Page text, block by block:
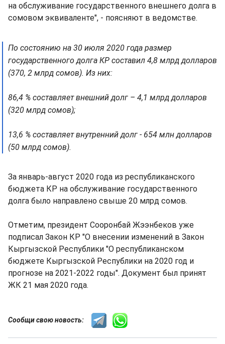
на обслуживание государственного внешнего долга в
сомовом эквиваленте", - поясняют в ведомстве.
По состоянию на 30 июля 2020 года размер
государственного долга КР составил 4,8 млрд долларов
(370, 2 млрд сомов). Из них:
86,4 % составляет внешний долг – 4,1 млрд долларов
(320 млрд сомов);
13,6 % составляет внутренний долг - 654 млн долларов
(50 млрд сомов).
За январь-август 2020 года из республиканского
бюджета КР на обслуживание государственного
долга было направлено свыше 20 млрд сомов.
Отметим, президент Сооронбай Жээнбеков уже
подписал Закон КР "О внесении изменений в Закон
Кыргызской Республики "О республиканском
бюджете Кыргызской Республики на 2020 год и
прогнозе на 2021-2022 годы". Документ был принят
ЖК 21 мая 2020 года.
Сообщи свою новость: